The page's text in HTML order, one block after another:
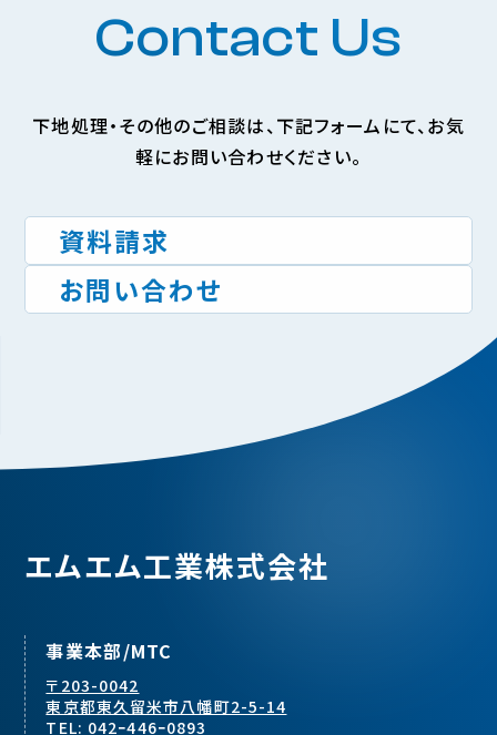
Contact Us
下地処理・その他のご相談は、下記フォームにて、お気
軽にお問い合わせください。
資料請求
お問い合わせ
エムエム工業株式会社
事業本部/MTC
〒203-0042
東京都東久留米市八幡町2-5-14
TEL: 042ｰ446ｰ0893